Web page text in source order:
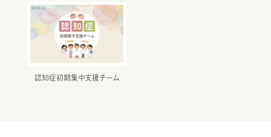
認知症初期集中支援チーム